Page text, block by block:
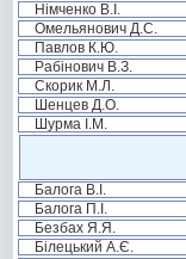
Німченко В.І.
Омельянович Д.С.
Павлов К.Ю.
Рабінович В.З.
Скорик М.Л.
Шенцев Д.О.
Шурма І.М.
Балога В.І.
Балога П.І.
Безбах Я.Я.
Білецький А.Є.